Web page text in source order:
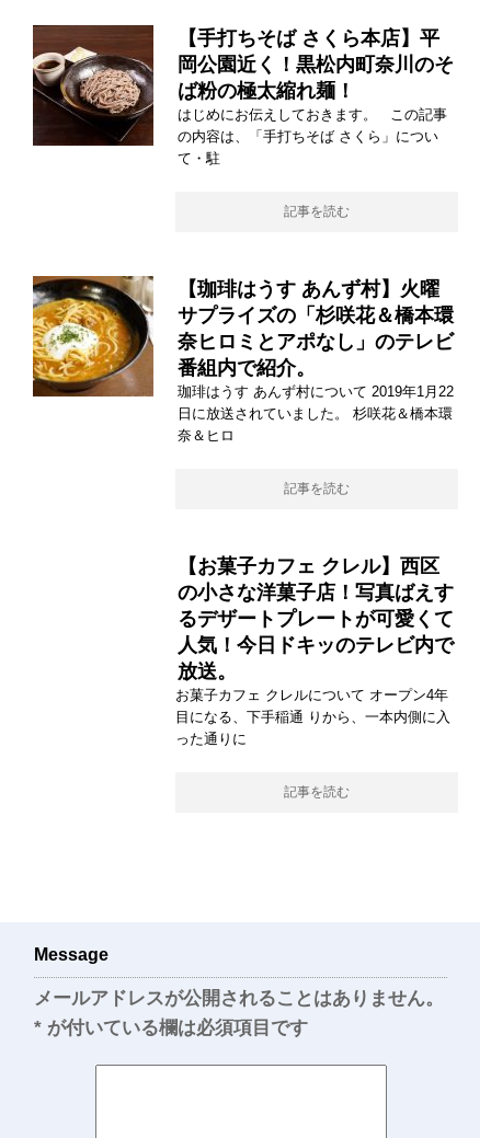
【手打ちそば さくら本店】平
岡公園近く！黒松内町奈川のそ
ば粉の極太縮れ麺！
はじめにお伝えしておきます。 この記事
の内容は、「手打ちそば さくら」につい
て・駐
記事を読む
【珈琲はうす あんず村】火曜
サプライズの「杉咲花＆橋本環
奈ヒロミとアポなし」のテレビ
番組内で紹介。
珈琲はうす あんず村について 2019年1月22
日に放送されていました。 杉咲花＆橋本環
奈＆ヒロ
記事を読む
【お菓子カフェ クレル】西区
の小さな洋菓子店！写真ばえす
るデザートプレートが可愛くて
人気！今日ドキッのテレビ内で
放送。
お菓子カフェ クレルについて オープン4年
目になる、下手稲通 りから、一本内側に入
った通りに
記事を読む
Message
メールアドレスが公開されることはありません。
* が付いている欄は必須項目です